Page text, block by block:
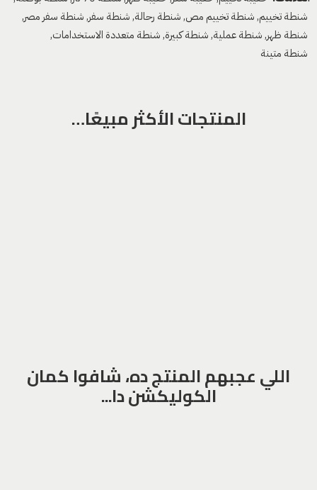
شنطة تخييم,شنطة تخييم مص,شنطة رحالة,شنطة سفر,شنطة سفر مصر,
شنطة ظهر,شنطة عملية,شنطة كبيرة,شنطة متعددة الاستخدامات,
شنطة متينة
المنتجات الأكثر مبيعًا…
اللي عجبهم المنتج ده، شافوا كمان
الكوليكشن دا...